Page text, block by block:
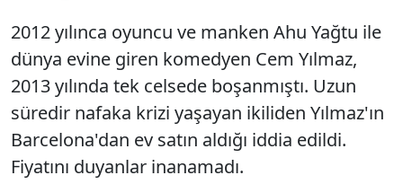
2012 yılınca oyuncu ve manken Ahu Yağtu ile
dünya evine giren komedyen Cem Yılmaz,
2013 yılında tek celsede boşanmıştı. Uzun
süredir nafaka krizi yaşayan ikiliden Yılmaz'ın
Barcelona'dan ev satın aldığı iddia edildi.
Fiyatını duyanlar inanamadı.